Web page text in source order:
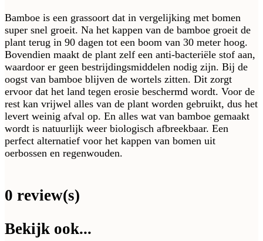
Bamboe is een grassoort dat in vergelijking met bomen
super snel groeit. Na het kappen van de bamboe groeit de
plant terug in 90 dagen tot een boom van 30 meter hoog.
Bovendien maakt de plant zelf een anti-bacteriële stof aan,
waardoor er geen bestrijdingsmiddelen nodig zijn. Bij de
oogst van bamboe blijven de wortels zitten. Dit zorgt
ervoor dat het land tegen erosie beschermd wordt. Voor de
rest kan vrijwel alles van de plant worden gebruikt, dus het
levert weinig afval op. En alles wat van bamboe gemaakt
wordt is natuurlijk weer biologisch afbreekbaar. Een
perfect alternatief voor het kappen van bomen uit
oerbossen en regenwouden.
0 review(s)
Bekijk ook...